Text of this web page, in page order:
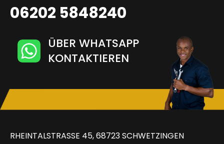
06202 5848240
ÜBER WHATSAPP
KONTAKTIEREN
RHEINTALSTRASSE 45, 68723 SCHWETZINGEN